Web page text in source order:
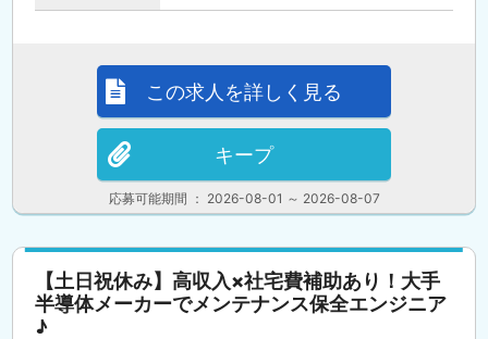
応募可能期間 ： 2026-08-01 ～ 2026-08-07
この求人を詳しく見る
キープ
【土日祝休み】高収入×社宅費補助あり！大手
半導体メーカーでメンテナンス保全エンジニア
♪